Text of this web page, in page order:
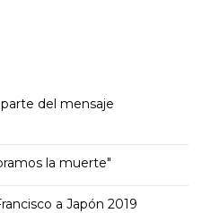
del mensaje
la muerte"
a Japón 2019